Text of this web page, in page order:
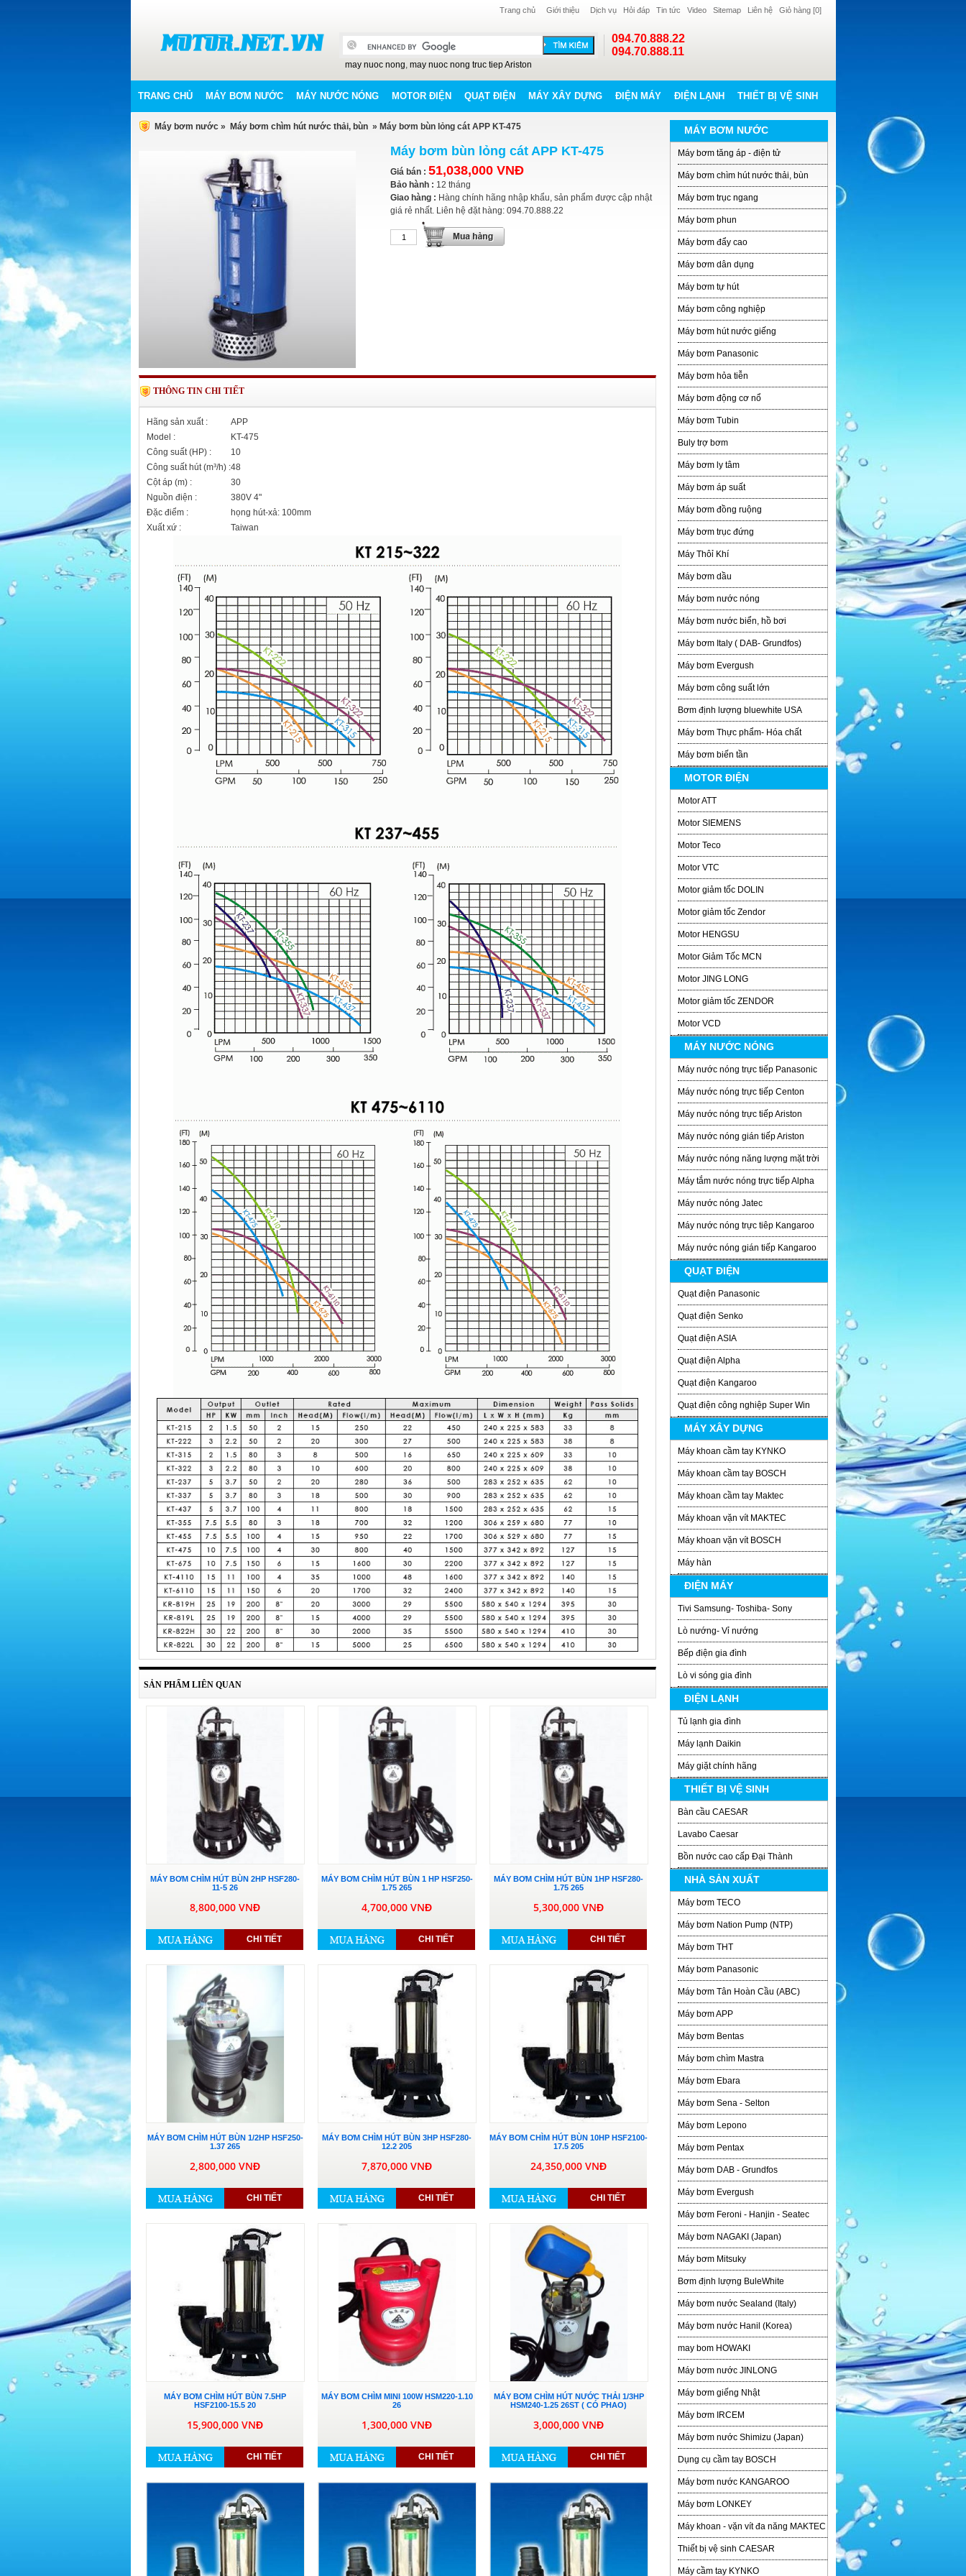
Trang chủ Giới thiệu Dịch vụ Hỏi đáp Tin tức Video Sitemap Liên hệ Giỏ hàng [0]
094.70.888.22
094.70.888.11
may nuoc nong, may nuoc nong truc tiep Ariston
TRANG CHỦ MÁY BƠM NƯỚC MÁY NƯỚC NÓNG MOTOR ĐIỆN QUẠT ĐIỆN MÁY XÂY DỰNG ĐIỆN MÁY ĐIỆN LẠNH THIẾT BỊ VỆ SINH
Máy bơm nước » Máy bơm chìm hút nước thải, bùn » Máy bơm bùn lỏng cát APP KT-475
Máy bơm bùn lỏng cát APP KT-475
Giá bán : 51,038,000 VNĐ
Bảo hành : 12 tháng
Giao hàng : Hàng chính hãng nhập khẩu, sản phẩm được cập nhật
giá rẻ nhất. Liên hệ đặt hàng: 094.70.888.22
THÔNG TIN CHI TIẾT
Hãng sản xuất:
APP
Model :
KT-475
Công suất (HP) :
10
Công suất hút (m³/h) :48
Cột áp (m) :
30
Nguồn điện :
380V 4"
Đặc điểm :
họng hút-xả: 100mm
Xuất xứ : Taiwan
SẢN PHẨM LIÊN QUAN
MÁY BƠM CHÌM HÚT BÙN 2HP HSF280-
11-5 26
8,800,000 VNĐ
CHI TIẾT
MÁY BƠM CHÌM HÚT BÙN 1 HP HSF250-
1.75 265
4,700,000 VNĐ
CHI TIẾT
MÁY BƠM CHÌM HÚT BÙN 1HP HSF280-
1.75 265
5,300,000 VNĐ
CHI TIẾT
MÁY BƠM CHÌM HÚT BÙN 1/2HP HSF250-
1.37 265
2,800,000 VNĐ
CHI TIẾT
MÁY BƠM CHÌM HÚT BÙN 3HP HSF280-
12.2 205
7,870,000 VNĐ
CHI TIẾT
MÁY BƠM CHÌM HÚT BÙN 10HP HSF2100-
17.5 205
24,350,000 VNĐ
CHI TIẾT
MÁY BƠM CHÌM HÚT BÙN 7.5HP
HSF2100-15.5 20
15,900,000 VNĐ
CHI TIẾT
MÁY BƠM CHÌM MINI 100W HSM220-1.10
26
1,300,000 VNĐ
CHI TIẾT
MÁY BƠM CHÌM HÚT NƯỚC THẢI 1/3HP
HSM240-1.25 26ST ( CÓ PHAO)
3,000,000 VNĐ
CHI TIẾT
MÁY BƠM NƯỚC
Máy bơm tăng áp - điện tử
Máy bơm chìm hút nước thải, bùn
Máy bơm trục ngang
Máy bơm phun
Máy bơm đẩy cao
Máy bơm dân dụng
Máy bơm tự hút
Máy bơm công nghiệp
Máy bơm hút nước giếng
Máy bơm Panasonic
Máy bơm hỏa tiễn
Máy bơm động cơ nổ
Máy bơm Tubin
Buly trợ bơm
Máy bơm ly tâm
Máy bơm áp suất
Máy bơm đồng ruộng
Máy bơm trục đứng
Máy Thôỉ Khí
Máy bơm dầu
Máy bơm nước nóng
Máy bơm nước biển, hồ bơi
Máy bơm Italy ( DAB- Grundfos)
Máy bơm Evergush
Máy bơm công suất lớn
Bơm định lượng bluewhite USA
Máy bơm Thực phẩm- Hóa chất
Máy bơm biến tần
MOTOR ĐIỆN
Motor ATT
Motor SIEMENS
Motor Teco
Motor VTC
Motor giảm tốc DOLIN
Motor giảm tốc Zendor
Motor HENGSU
Motor Giảm Tốc MCN
Motor JING LONG
Motor giảm tốc ZENDOR
Motor VCD
MÁY NƯỚC NÓNG
Máy nước nóng trực tiếp Panasonic
Máy nước nóng trực tiếp Centon
Máy nước nóng trực tiếp Ariston
Máy nước nóng gián tiếp Ariston
Máy nước nóng năng lượng mặt trời
Máy tắm nước nóng trực tiếp Alpha
Máy nước nóng Jatec
Máy nước nóng trực tiêp Kangaroo
Máy nước nóng gián tiếp Kangaroo
QUẠT ĐIỆN
Quạt điện Panasonic
Quạt điện Senko
Quạt điện ASIA
Quạt điện Alpha
Quạt điện Kangaroo
Quạt điện công nghiệp Super Win
MÁY XÂY DỰNG
Máy khoan cầm tay KYNKO
Máy khoan cầm tay BOSCH
Máy khoan cầm tay Maktec
Máy khoan vặn vít MAKTEC
Máy khoan vặn vít BOSCH
Máy hàn
ĐIỆN MÁY
Tivi Samsung- Toshiba- Sony
Lò nướng- Vỉ nướng
Bếp điện gia đình
Lò vi sóng gia đình
ĐIỆN LẠNH
Tủ lạnh gia đình
Máy lạnh Daikin
Máy giặt chính hãng
THIẾT BỊ VỆ SINH
Bàn cầu CAESAR
Lavabo Caesar
Bồn nước cao cấp Đại Thành
NHÀ SẢN XUẤT
Máy bơm TECO
Máy bơm Nation Pump (NTP)
Máy bơm THT
Máy bơm Panasonic
Máy bơm Tân Hoàn Cầu (ABC)
Máy bơm APP
Máy bơm Bentas
Máy bơm chìm Mastra
Máy bơm Ebara
Máy bơm Sena - Selton
Máy bơm Lepono
Máy bơm Pentax
Máy bơm DAB - Grundfos
Máy bơm Evergush
Máy bơm Feroni - Hanjin - Seatec
Máy bơm NAGAKI (Japan)
Máy bơm Mitsuky
Bơm định lượng BuleWhite
Máy bơm nước Sealand (Italy)
Máy bơm nước Hanil (Korea)
may bom HOWAKI
Máy bơm nước JINLONG
Máy bơm giếng Nhật
Máy bơm IRCEM
Máy bơm nước Shimizu (Japan)
Dụng cụ cầm tay BOSCH
Máy bơm nước KANGAROO
Máy bơm LONKEY
Máy khoan - vặn vít đa năng MAKTEC
Thiết bị vệ sinh CAESAR
Máy cầm tay KYNKO